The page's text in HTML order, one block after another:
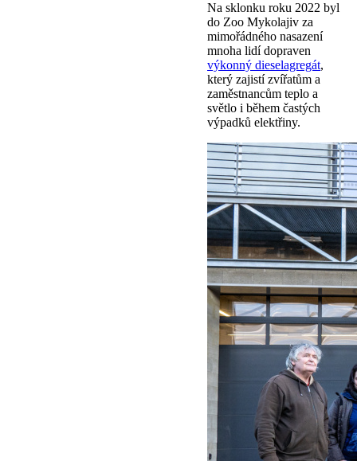
Na sklonku roku 2022 byl
do Zoo Mykolajiv za
mimořádného nasazení
mnoha lidí dopraven
výkonný dieselagregát,
který zajistí zvířatům a
zaměstnancům teplo a
světlo i během častých
výpadků elektřiny.